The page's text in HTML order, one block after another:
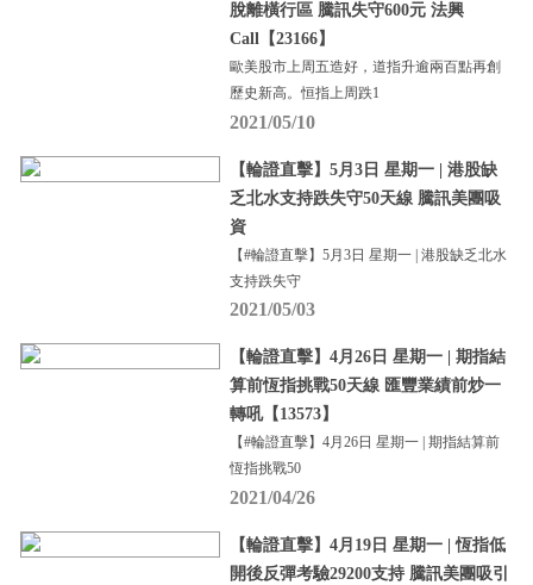
脫離橫行區 騰訊失守600元 法興
Call【23166】
歐美股市上周五造好，道指升逾兩百點再創
歷史新高。恒指上周跌1
2021/05/10
【輪證直擊】5月3日 星期一 | 港股缺
乏北水支持跌失守50天線 騰訊美團吸
資
【#輪證直擊】5月3日 星期一 | 港股缺乏北水
支持跌失守
2021/05/03
【輪證直擊】4月26日 星期一 | 期指結
算前恆指挑戰50天線 匯豐業績前炒一
轉吼【13573】
【#輪證直擊】4月26日 星期一 | 期指結算前
恆指挑戰50
2021/04/26
【輪證直擊】4月19日 星期一 | 恆指低
開後反彈考驗29200支持 騰訊美團吸引